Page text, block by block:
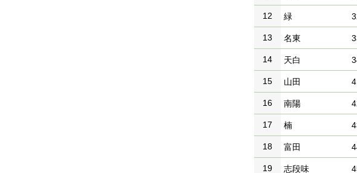
12 緑
13 名東
14 天白
15 山田
16 南陽
17 楠
18 富田
19 志段味